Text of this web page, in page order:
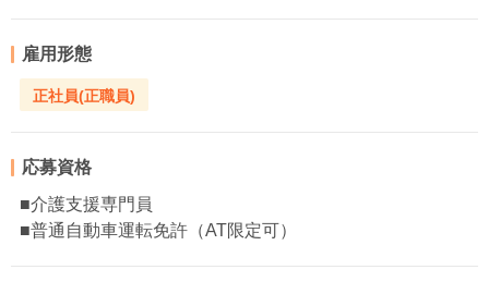
雇用形態
正社員(正職員)
応募資格
■介護支援専門員
■普通自動車運転免許（AT限定可）